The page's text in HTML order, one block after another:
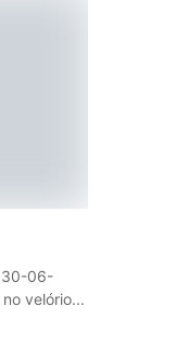
30-06-
velório...